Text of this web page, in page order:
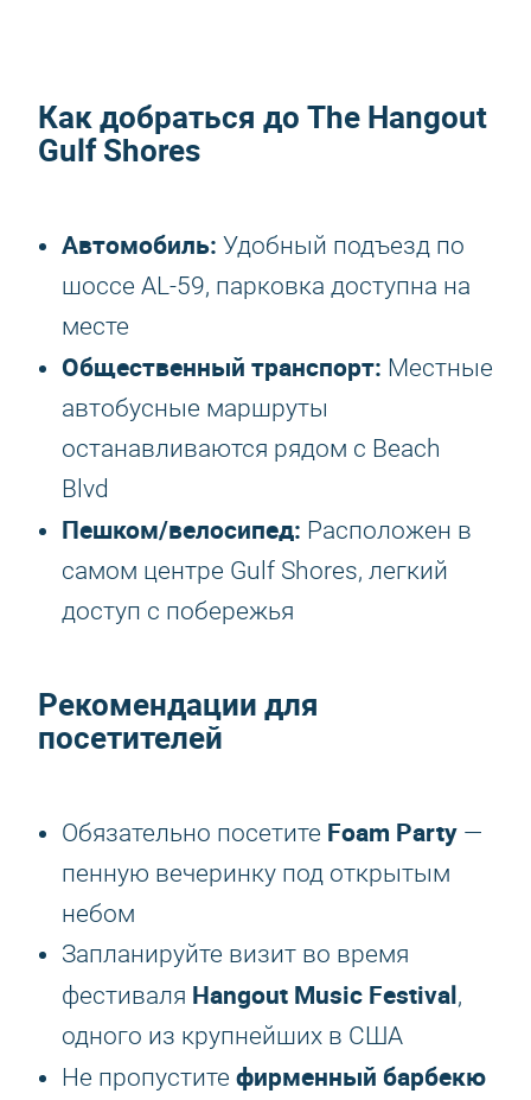
Как добраться до The Hangout
Gulf Shores
Автомобиль: Удобный подъезд по
шоссе AL-59, парковка доступна на
месте
Общественный транспорт: Местные
автобусные маршруты
останавливаются рядом с Beach
Blvd
Пешком/велосипед: Расположен в
самом центре Gulf Shores, легкий
доступ с побережья
Рекомендации для
посетителей
Обязательно посетите Foam Party —
пенную вечеринку под открытым
небом
Запланируйте визит во время
фестиваля Hangout Music Festival,
одного из крупнейших в США
Не пропустите фирменный барбекю